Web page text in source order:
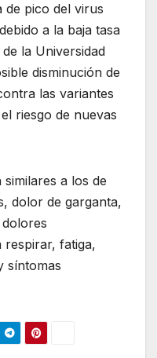
de pico del virus
a la baja tasa
la Universidad
disminución de
las variantes
riesgo de nuevas
a los de
dolor de garganta,
respirar, fatiga,
síntomas